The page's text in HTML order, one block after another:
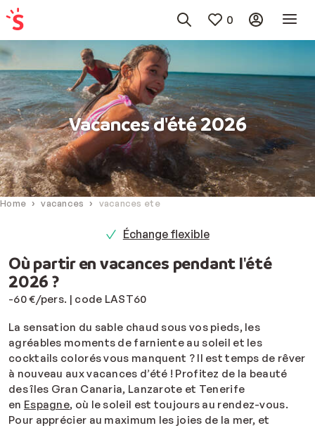
0
Vacances d'été 2026
Home vacances vacances ete
Échange flexible
Où partir en vacances pendant l'été
2026 ?
-60 €/pers. | code LAST60
La sensation du sable chaud sous vos pieds, les
agréables moments de farniente au soleil et les
cocktails colorés vous manquent ? Il est temps de rêver
à nouveau aux vacances d’été ! Profitez de la beauté
des îles Gran Canaria, Lanzarote et Tenerife
en Espagne, où le soleil est toujours au rendez-vous.
Pour apprécier au maximum les joies de la mer, et